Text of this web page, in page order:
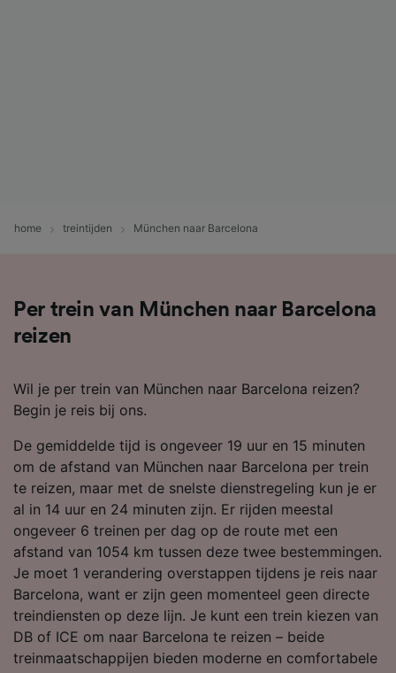
home treintijden München naar Barcelona
Per trein van München naar Barcelona
reizen
Wil je per trein van München naar Barcelona reizen?
Begin je reis bij ons.
De gemiddelde tijd is ongeveer 19 uur en 15 minuten
om de afstand van München naar Barcelona per trein
te reizen, maar met de snelste dienstregeling kun je er
al in 14 uur en 24 minuten zijn. Er rijden meestal
ongeveer 6 treinen per dag op de route met een
afstand van 1054 km tussen deze twee bestemmingen.
Je moet 1 verandering overstappen tijdens je reis naar
Barcelona, want er zijn geen momenteel geen directe
treindiensten op deze lijn. Je kunt een trein kiezen van
DB of ICE om naar Barcelona te reizen – beide
treinmaatschappijen bieden moderne en comfortabele